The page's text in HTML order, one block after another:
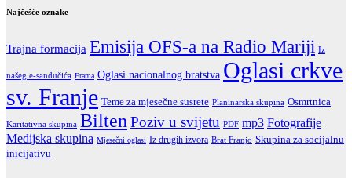
Najčešće oznake
Trajna formacija Emisija OFS-a na Radio Mariji Iz
našeg e-sandučića Frama Oglasi nacionalnog bratstva Oglasi crkve
sv. Franje Teme za mjesečne susrete Planinarska skupina Osmrtnica
Karitativna skupina Bilten Poziv u svijetu PDF mp3 Fotografije
Medijska skupina Mjesečni oglasi Iz drugih izvora Brat Franjo Skupina za socijalnu
inicijativu